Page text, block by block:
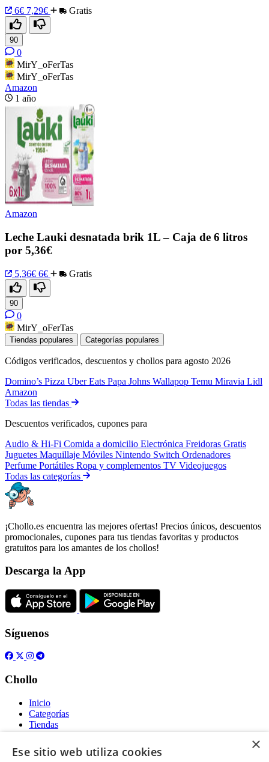
6€ 7,29€ Gratis
90
0
MirY_oFerTas
MirY_oFerTas
Amazon
1 año
Amazon
Leche Lauki desnatada brik 1L – Caja de 6 litros
por 5,36€
5,36€ 6€ Gratis
90
0
MirY_oFerTas
Tiendas populares Categorías populares
Códigos verificados, descuentos y chollos para agosto 2026
Domino’s Pizza Uber Eats Papa Johns Wallapop Temu Miravia Lidl
Amazon
Todas las tiendas
Descuentos verificados, cupones para
Audio & Hi-Fi Comida a domicilio Electrónica Freidoras Gratis
Juguetes Maquillaje Móviles Nintendo Switch Ordenadores
Perfume Portátiles Ropa y complementos TV Videojuegos
Todas las categorías
¡Chollo.es encuentra las mejores ofertas! Precios únicos, descuentos
promocionales, cupones para tus tiendas favoritas y productos
gratuitos para los amantes de los chollos!
Descarga la App
Síguenos
Chollo
Inicio
Categorías
Tiendas
Gratis
Acerca de
×
Ese sitio web utiliza cookies